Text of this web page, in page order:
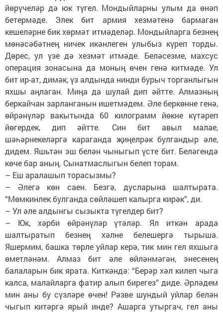
йөрүчеләр дә юк түгел. Мондыйларны улым да өнәп
бетермәде. Элек бит армия хезмәтенә бармаган
кешеләрне бик хөрмәт итмәделәр. Мондыйларга безнең
мөнәсәбәтнең ничек икәнлеген улыбыз күреп торды.
Дөрес, ул үзе дә хезмәт итмәде. Беләсезме, махсус
операция зонасына да моның өчен генә китмәде. Ул
бит ир-ат, димәк, үз алдында нинди бурыч торганлыгын
яхшы аңлаган. Миңа да шулай дип әйтте. Алмазның
беркайчан зарланганын ишетмәдем. Әле беркөнне генә,
өйрәнүләр вакытында 60 килограмм йөкне күтәреп
йөгердек, дип әйтте. Син бит авыл малае,
шәһәрнекеләргә караганда җиңелрәк булгандыр әле,
дидем. Яшьтән эш белән чыныгып үсте бит. Беләгендә
көче бар аның. Сынатмаслыгын белеп торам.
– Еш аралашып торасызмы?
– Әлегә көн саен. Безгә, дусларына шалтырата.
“Мөмкинлек булганда сөйләшеп калырга кирәк”, ди.
– Ул әле алдынгы сызыкта түгелдер бит?
– Юк, хәрби өйрәнүләр үтәләр. Ял иткән арада
шалтыратып безнең хәлне белешергә тырыша.
Яшермим, башка төрле уйлар керә, тик мин гел яхшыга
өметләнәм. Алмаз бит әле өйләнмәгән, энесенең
балаларын бик ярата. Киткәндә: “Берәр хәл килеп чыга
калса, малайларга фатир алып бирегез” диде. Әрләдем
мин аны бу сүзләре өчен! Рәзве шундый уйлар белән
чыгып китәргә ярый инде? Ашарга утыргач, гел аны